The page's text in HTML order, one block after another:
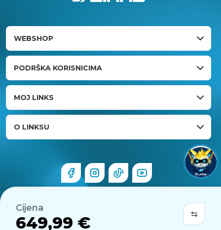
Cijena
649,99 €
WEBSHOP
PODRŠKA KORISNICIMA
MOJ LINKS
O LINKSU